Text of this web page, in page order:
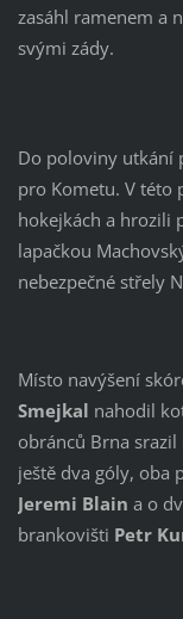
zasáhl ramenem a
svými zády.
Do poloviny utkání
pro Kometu. V této
hokejkách a hrozili
lapačkou
nebezpečné střely
Místo navýšení
Smejkal nahodil
obránců Brna
ještě dva góly, oba
Jeremi Blain a o
brankovišti Petr